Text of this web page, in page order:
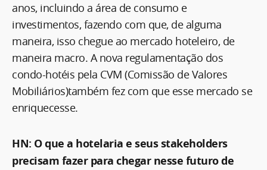
anos, incluindo a área de consumo e
investimentos, fazendo com que, de alguma
maneira, isso chegue ao mercado hoteleiro, de
maneira macro. A nova regulamentação dos
condo-hotéis pela CVM (Comissão de Valores
Mobiliários)também fez com que esse mercado se
enriquecesse.
HN: O que a hotelaria e seus stakeholders
precisam fazer para chegar nesse futuro de